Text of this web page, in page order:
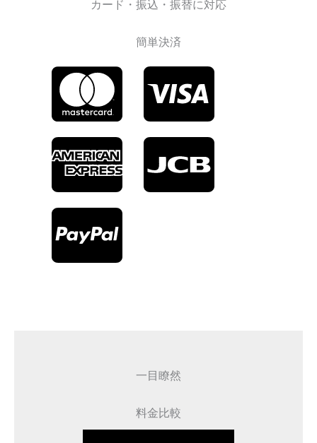
カード・振込・振替に対応
簡単決済
一目瞭然
料金比較